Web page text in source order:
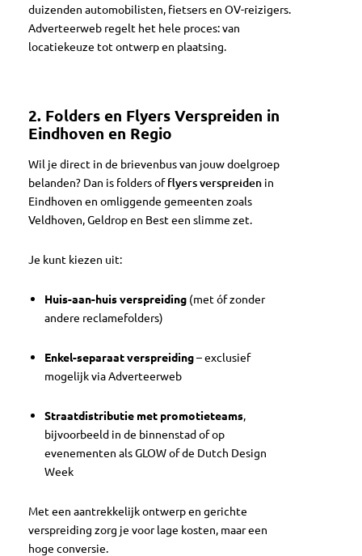
duizenden automobilisten, fietsers en OV-reizigers.
Adverteerweb regelt het hele proces: van
locatiekeuze tot ontwerp en plaatsing.
2. Folders en Flyers Verspreiden in
Eindhoven en Regio
Wil je direct in de brievenbus van jouw doelgroep
belanden? Dan is folders offlyers verspreiden in
Eindhoven en omliggende gemeenten zoals
Veldhoven, Geldrop en Best een slimme zet.
Je kunt kiezen uit:
Huis-aan-huis verspreiding (met óf zonder
andere reclamefolders)
Enkel-separaat verspreiding– exclusief
mogelijk via Adverteerweb
Straatdistributie met promotieteams,
bijvoorbeeld in de binnenstad of op
evenementen als GLOW of de Dutch Design
Week
Met een aantrekkelijk ontwerp en gerichte
verspreiding zorg je voor lage kosten, maar een
hoge conversie.